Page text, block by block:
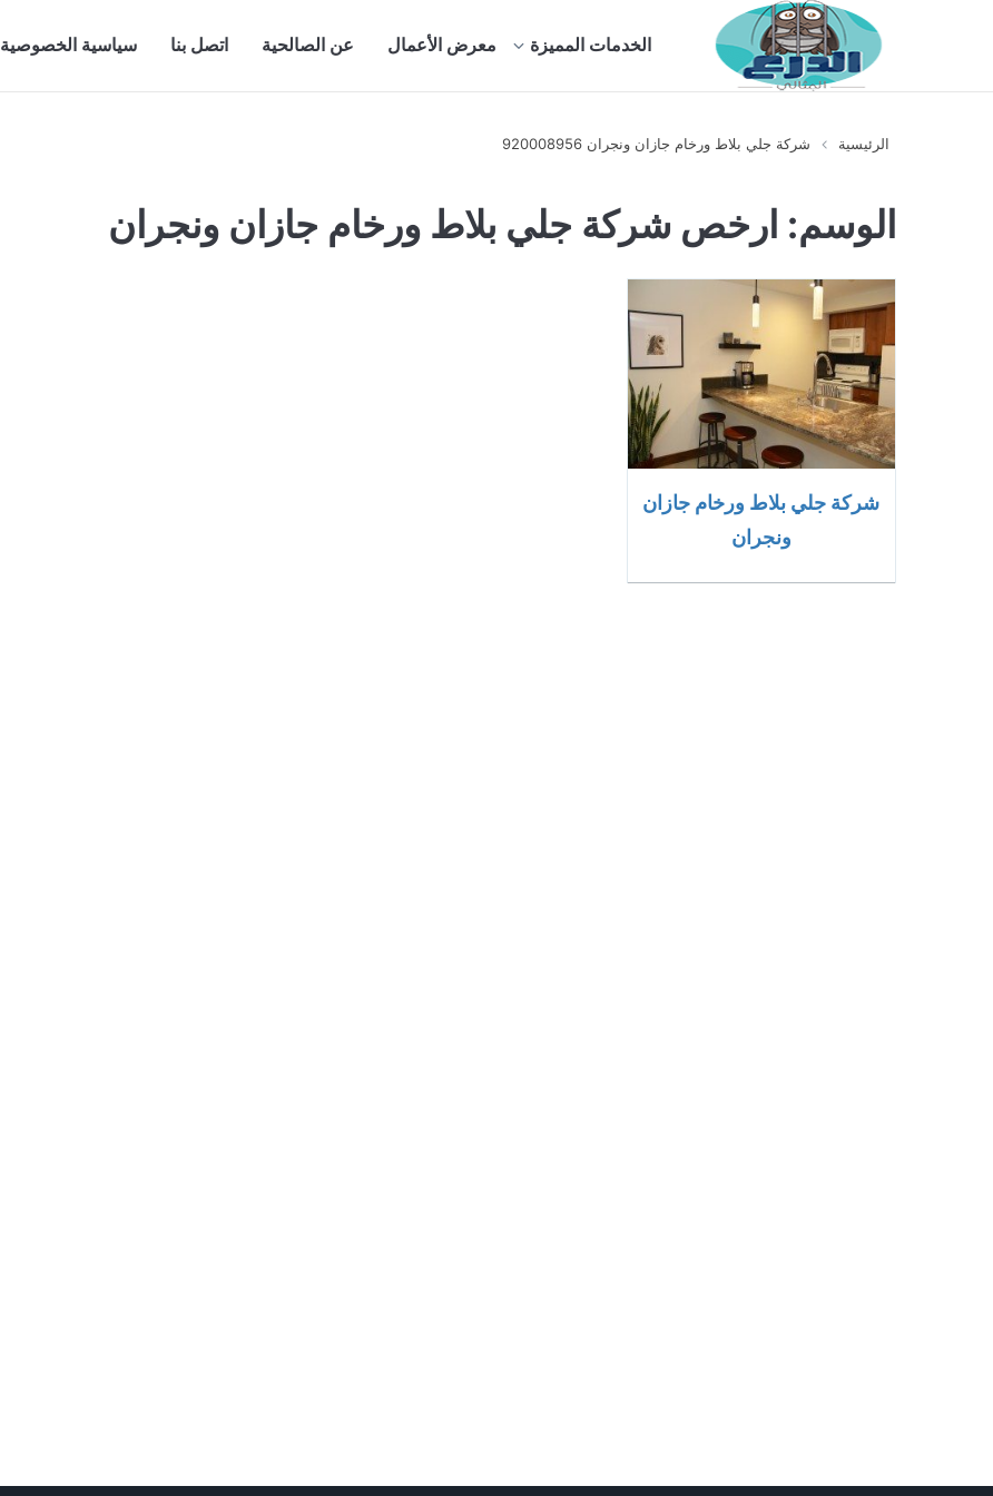
الخدمات المميزة معرض الأعمال عن الصالحية اتصل بنا سياسية الخصوصية
الرئيسية شركة جلي بلاط ورخام جازان ونجران 920008956
الوسم: ارخص شركة جلي بلاط ورخام جازان ونجران
شركة جلي بلاط ورخام جازان
ونجران